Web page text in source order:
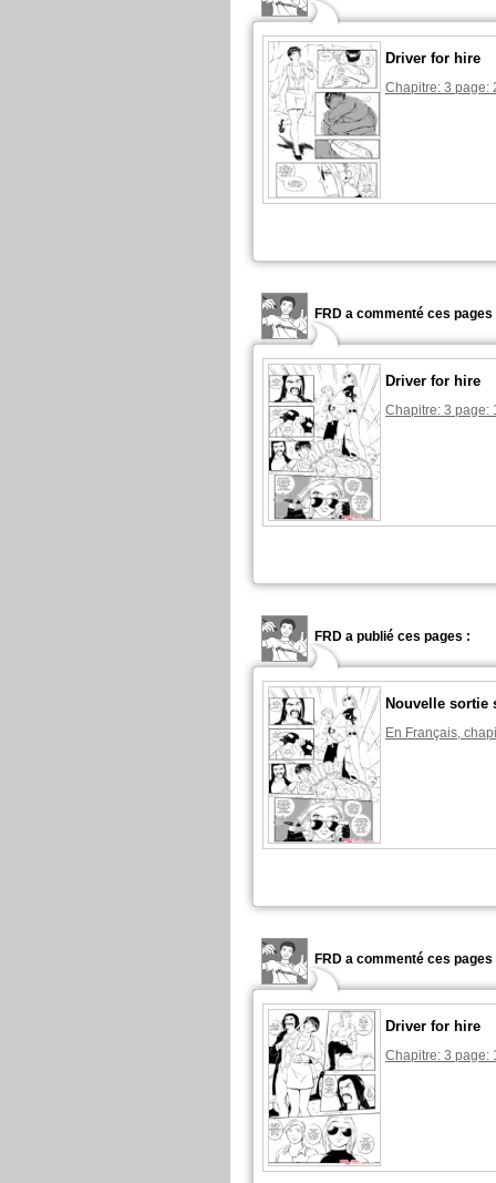
Driver for hire
Chapitre: 3 page:
FRD a commenté ces pages
Driver for hire
Chapitre: 3 page:
FRD a publié ces pages :
Nouvelle sortie
En Français,
FRD a commenté ces pages
Driver for hire
Chapitre: 3 page: